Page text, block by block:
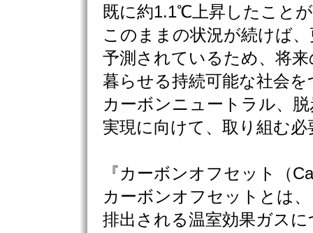
既に約1.1℃上昇したこと
このままの状況が続けば
予測されているため、将
暮らせる持続可能な社会
カーボンニュートラル、
実現に向けて、取り組む
『カーボンオフセット（
カーボンオフセットとは
排出される温室効果ガス